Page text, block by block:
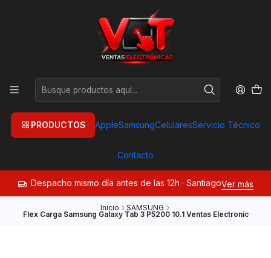
PRODUCTOS AppleSamsungCelularesServicio Técnico
Contacto
Despacho mismo día antes de las 12h · SantiagoVer más
Inicio SAMSUNG
Flex Carga Samsung Galaxy Tab 3 P5200 10.1 Ventas Electronic